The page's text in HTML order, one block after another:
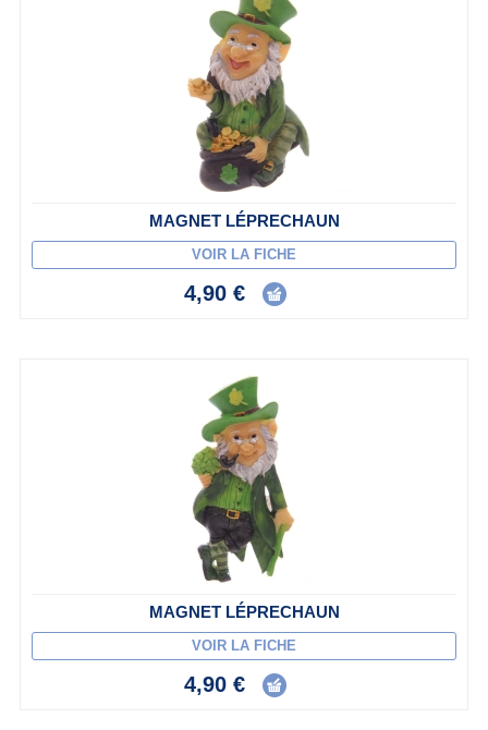
MAGNET LÉPRECHAUN
VOIR LA FICHE
4,90 €
MAGNET LÉPRECHAUN
VOIR LA FICHE
4,90 €